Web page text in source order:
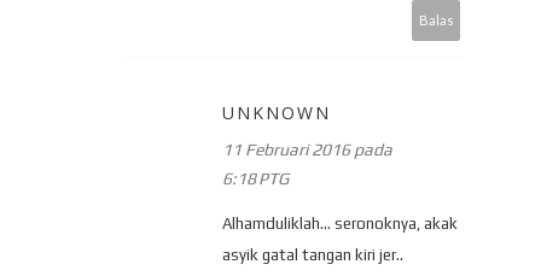
Balas
UNKNOWN
11 Februari 2016 pada
6:18 PTG
Alhamduliklah... seronoknya, akak
asyik gatal tangan kiri jer..